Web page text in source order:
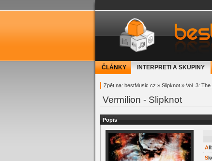
bestMusic.cz -
ČLÁNKY INTERPRETI A SKUPINY
Zpět na: bestMusic.cz » Slipknot » Vol. 3: The
Vermilion - Slipknot
Popis